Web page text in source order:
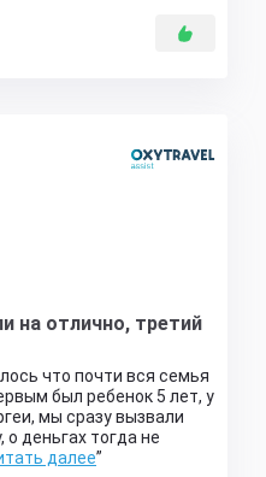
на отлично, третий
что почти вся семья
был ребенок 5 лет, у
мы сразу вызвали
о деньгах тогда не
далее